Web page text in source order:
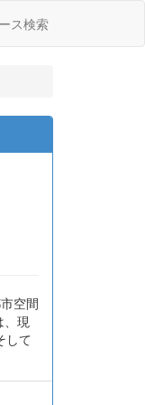
ス検索
空間
、現
して